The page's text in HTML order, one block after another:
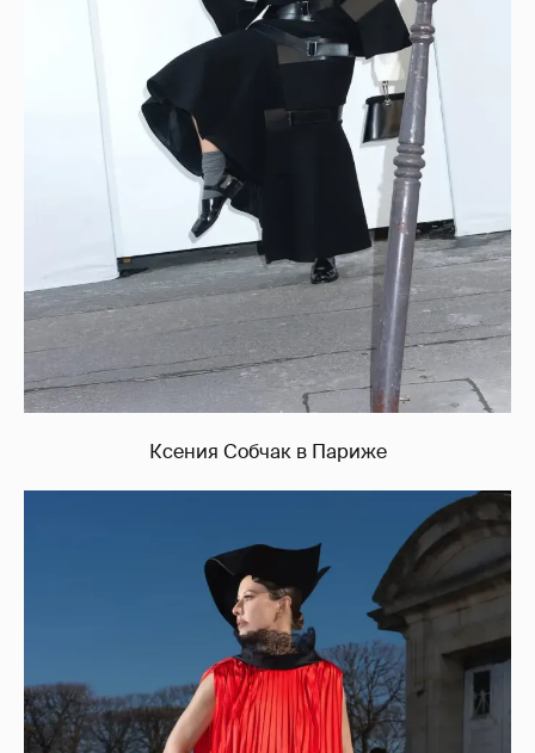
Ксения Собчак в Париже